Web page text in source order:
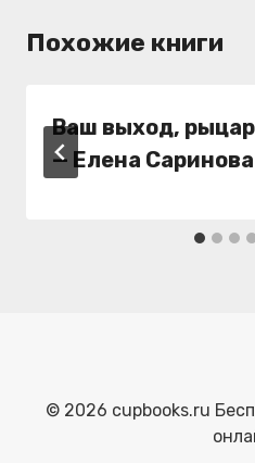
Похожие книги
Ваш выход,
— Елена Саринова
© 2026 cupbooks.ru